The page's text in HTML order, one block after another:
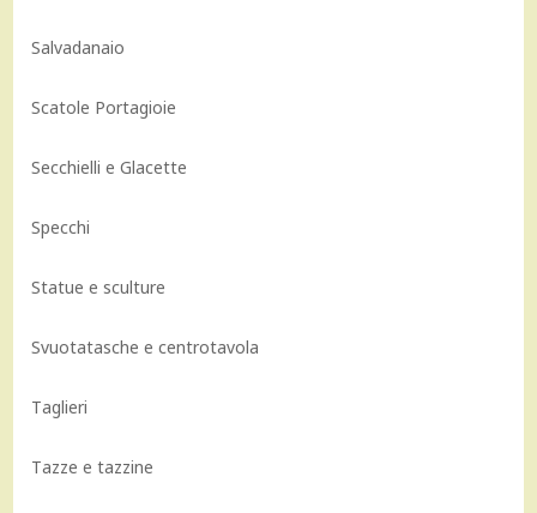
Salvadanaio
Scatole Portagioie
Secchielli e Glacette
Specchi
Statue e sculture
Svuotatasche e centrotavola
Taglieri
Tazze e tazzine